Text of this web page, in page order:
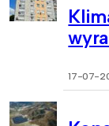
17-07-